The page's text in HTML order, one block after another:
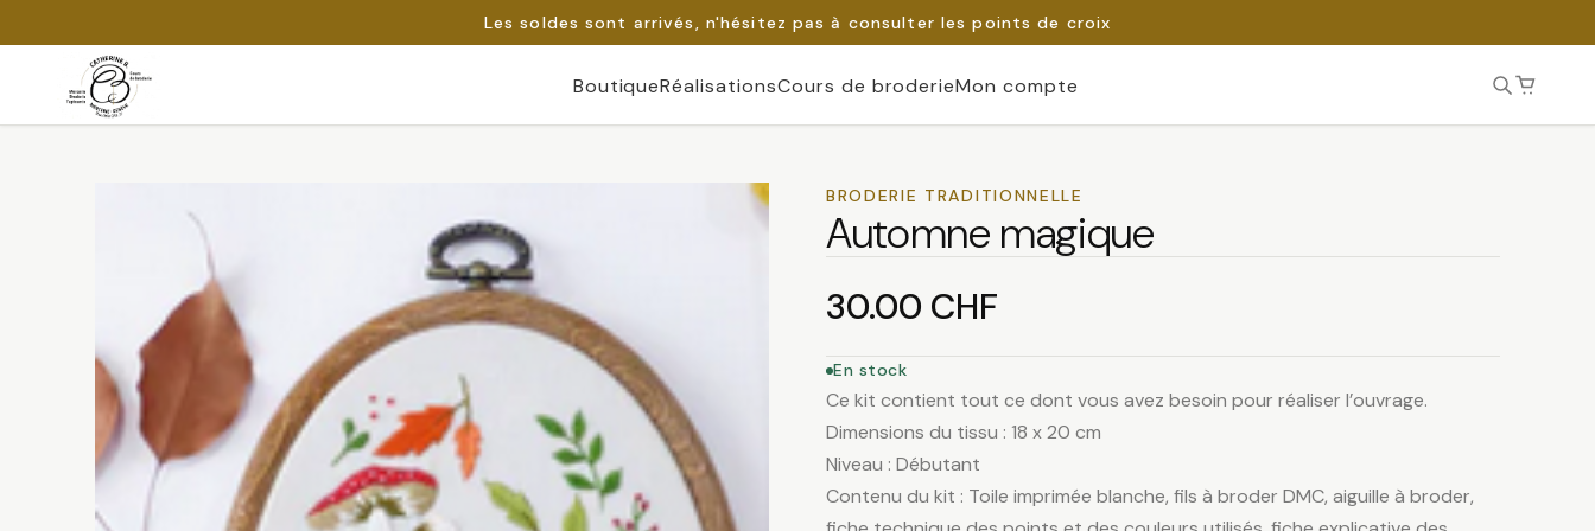
Les soldes sont arrivés, n'hésitez pas à consulter les points de croix
Passer
BoutiqueRéalisationsCours de broderieMon compte
BRODERIE TRADITIONNELLE
Automne magique
30.00 CHF
En stock
Ce kit contient tout ce dont vous avez besoin pour réaliser l’ouvrage.
Dimensions du tissu : 18 x 20 cm
Niveau : Débutant
Contenu du kit : Toile imprimée blanche, fils à broder DMC, aiguille à broder,